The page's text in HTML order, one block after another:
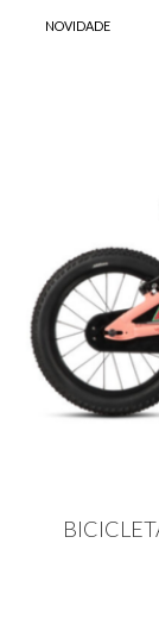
NOVIDADE